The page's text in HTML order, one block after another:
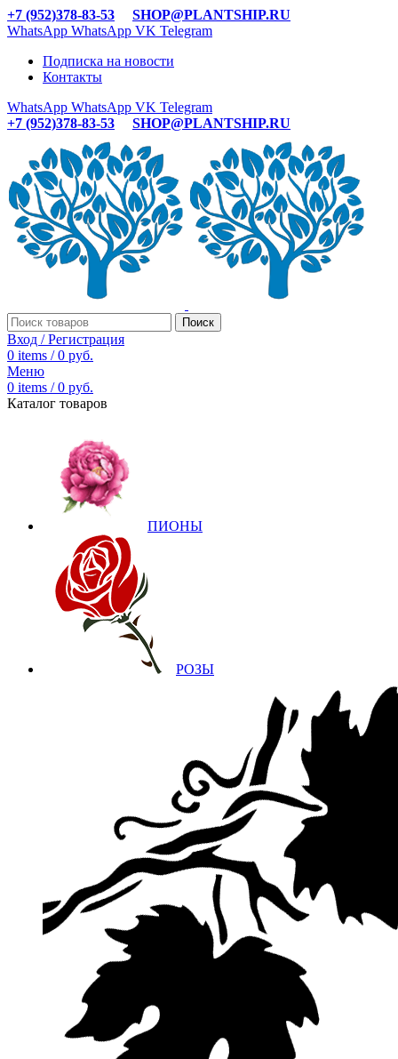
+7 (952)378-83-53
SHOP@PLANTSHIP.RU
WhatsApp WhatsApp VK Telegram
Подписка на новости
Контакты
WhatsApp WhatsApp VK Telegram
+7 (952)378-83-53
SHOP@PLANTSHIP.RU
Поиск
Вход / Регистрация
0 items / 0 руб.
Меню
0 items / 0 руб.
Каталог товаров
ПИОНЫ
РОЗЫ